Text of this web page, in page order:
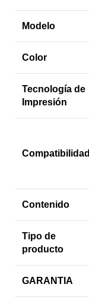
Modelo
Color
Tecnología de
Impresión
Compatibilidad
Contenido
Tipo de
producto
GARANTIA